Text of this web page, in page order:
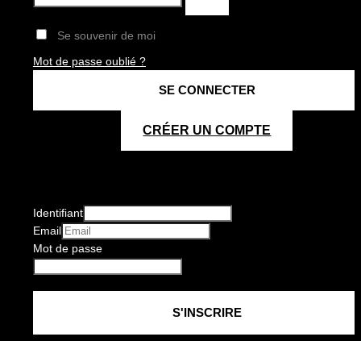
Se souvenir de moi
Mot de passe oublié ?
CRÉER UN COMPTE
Identifiant
Email
Mot de passe